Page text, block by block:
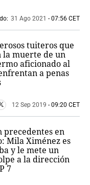
31 Ago 2021 - 07:56 CET
tuiteros que
la muerte de un
aficionado al
a penas
12 Sep 2019 - 09:20 CET
precedentes en
Mila Ximénez es
y le mete un
a la dirección
7